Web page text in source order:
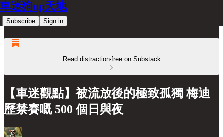
車迷狗up天地
Subscribe Sign in
Read distraction-free on Substack
【車迷觀點】被流放後的極致孤獨 梅迪
歷禁賽嘅 500 個日與夜